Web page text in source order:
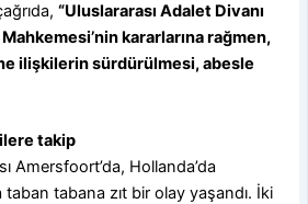
“Uluslararası Adalet Divanı
kararlarına rağmen,
ilişkilerin sürdürülmesi, abesle
takip
Amersfoort’da, Hollanda’da
taban tabana zıt bir olay yaşandı. İki